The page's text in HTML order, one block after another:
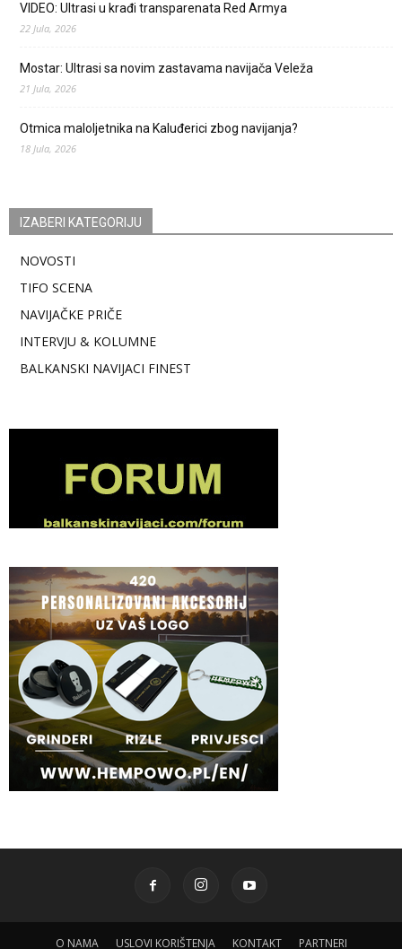
VIDEO: Ultrasi u krađi transparenata Red Armya
22 Jula, 2026
Mostar: Ultrasi sa novim zastavama navijača Veleža
21 Jula, 2026
Otmica maloljetnika na Kaluđerici zbog navijanja?
18 Jula, 2026
IZABERI KATEGORIJU
NOVOSTI
TIFO SCENA
NAVIJAČKE PRIČE
INTERVJU & KOLUMNE
BALKANSKI NAVIJACI FINEST
O NAMA USLOVI KORIŠTENJA KONTAKT PARTNERI